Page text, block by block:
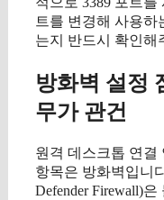
트를 변경해 사용
는지 반드시 확인해
방화벽 설정
무가 관건
원격 데스크톱 연결
항목은 방화벽입니
Defender Firewall)